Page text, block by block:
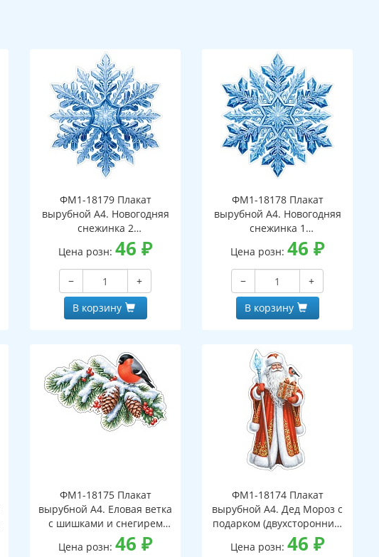
ФМ1-18179 Плакат
вырубной А4. Новогодняя
снежинка 2
(двухсторонний, ВД-лак)
Цена розн:46₽
−
+
В корзину
ФМ1-18178 Плакат
вырубной А4. Новогодняя
снежинка 1
(двухсторонний, ВД-лак)
Цена розн:46₽
−
+
В корзину
ФМ1-18175 Плакат
вырубной А4. Еловая ветка
с шишками и снегирем
(двухсторонний, ВД-лак)
Цена розн:46₽
ФМ1-18174 Плакат
вырубной А4. Дед Мороз с
подарком (двухсторонний,
ВД-лак)
Цена розн:46₽